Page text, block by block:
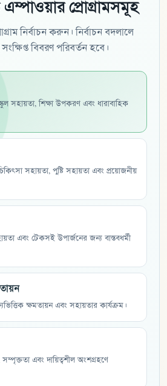
প্রোগ্রামসমূহ
নির্বাচন করুন। নির্বাচন বদলালে
বিবরণ পরিবর্তন হবে।
স্কুল সহায়তা, শিক্ষা উপকরণ এবং ধারাবাহিক
সহায়তা, পুষ্টি সহায়তা এবং প্রয়োজনীয়
এবং টেকসই উপার্জনের জন্য বাস্তবধর্মী
ক্ষমতায়ন এবং সহায়তার কার্যক্রম।
এবং দায়িত্বশীল অংশগ্রহণে